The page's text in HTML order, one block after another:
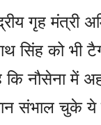
गृह मंत्री
सिंह को भी
नौसेना में
संभाल चुके ये